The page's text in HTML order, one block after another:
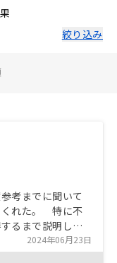
絞り込み
考までに聞いて
くれた。 特に不
るまで説明して
NISAと不動産投
決めました。
2024年06月23日